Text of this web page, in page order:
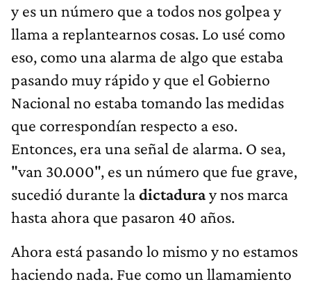
y es un número que a todos nos golpea y
llama a replantearnos cosas. Lo usé como
eso, como una alarma de algo que estaba
pasando muy rápido y que el Gobierno
Nacional no estaba tomando las medidas
que correspondían respecto a eso.
Entonces, era una señal de alarma. O sea,
"van 30.000", es un número que fue grave,
sucedió durante ladictaduray nos marca
hasta ahora que pasaron 40 años.
Ahora está pasando lo mismo y no estamos
haciendo nada. Fue como un llamamiento